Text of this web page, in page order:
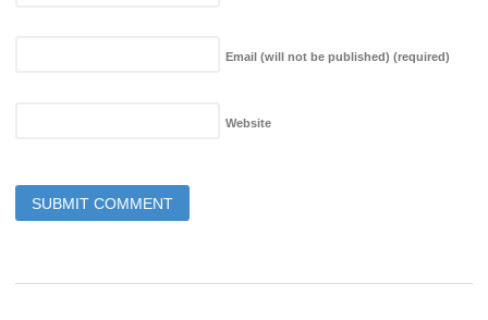
Email (will not be published) (required)
Website